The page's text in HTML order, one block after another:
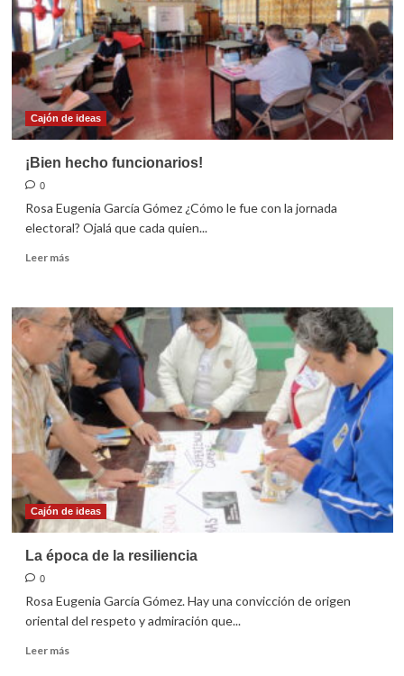
Cajón de ideas
¡Bien hecho funcionarios!
0
Rosa Eugenia García Gómez ¿Cómo le fue con la jornada
electoral? Ojalá que cada quien...
Leer másLeer
¡Bien
hecho
funcionarios!
Cajón de ideas
La época de la resiliencia
0
Rosa Eugenia García Gómez. Hay una convicción de origen
oriental del respeto y admiración que...
Leer másLeer